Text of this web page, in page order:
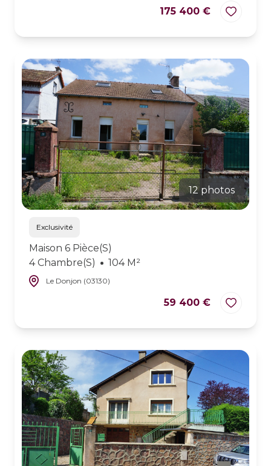
175 400 €
12 photos
Exclusivité
Maison 6 Pièce(s)
4 Chambre(s)
104 M²
Le Donjon (03130)
59 400 €